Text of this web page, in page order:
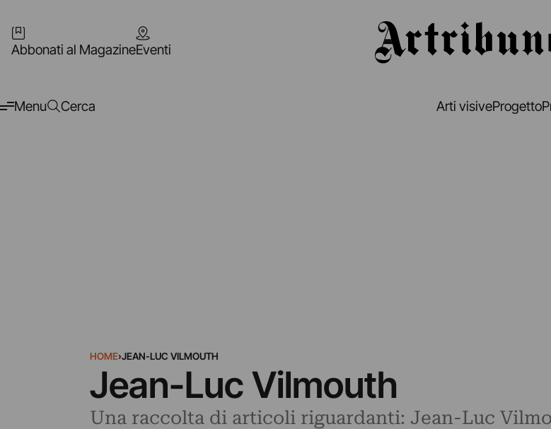
Abbonati al MagazineEventi
Menu Cerca Arti visiveProgetto
HOME›JEAN-LUC VILMOUTH
Jean-Luc Vilmouth
Una raccolta di articoli riguardanti: Jean-Luc